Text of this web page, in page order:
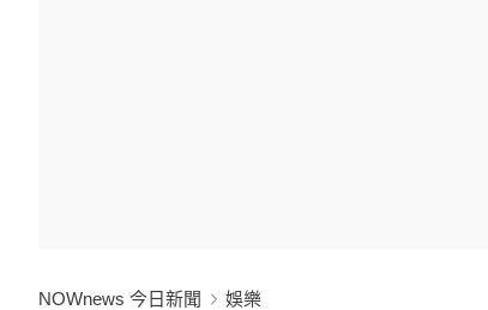
NOWnews 今日新聞 娛樂